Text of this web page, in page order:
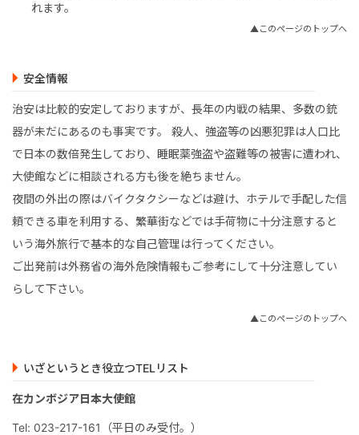
れます。
▲このページのトップへ
安全情報
治安は比較的安定しておりますが、長年の内戦の結果、多数の銃
器が未だにあるのも事実です。 殺人、強盗等の凶悪犯罪は人口比
で日本の数倍発生しており、睡眠薬強盗や盗難等の被害に遭われ、
大使館などに相談される方も後を絶ちません。
夜間の外出の際はバイクタクシーなどは避け、ホテルで手配した信
頼できる車を利用する、繁華街などでは手荷物に十分注意すると
いう海外旅行で基本的な自己管理は行ってください。
ご出発前は外務省の海外危険情報もご参考にして十分注意してい
らして下さい。
▲このページのトップへ
いざというとき役立つTELリスト
在カンボジア日本大使館
Tel: 023-217-161（平日のみ受付。）